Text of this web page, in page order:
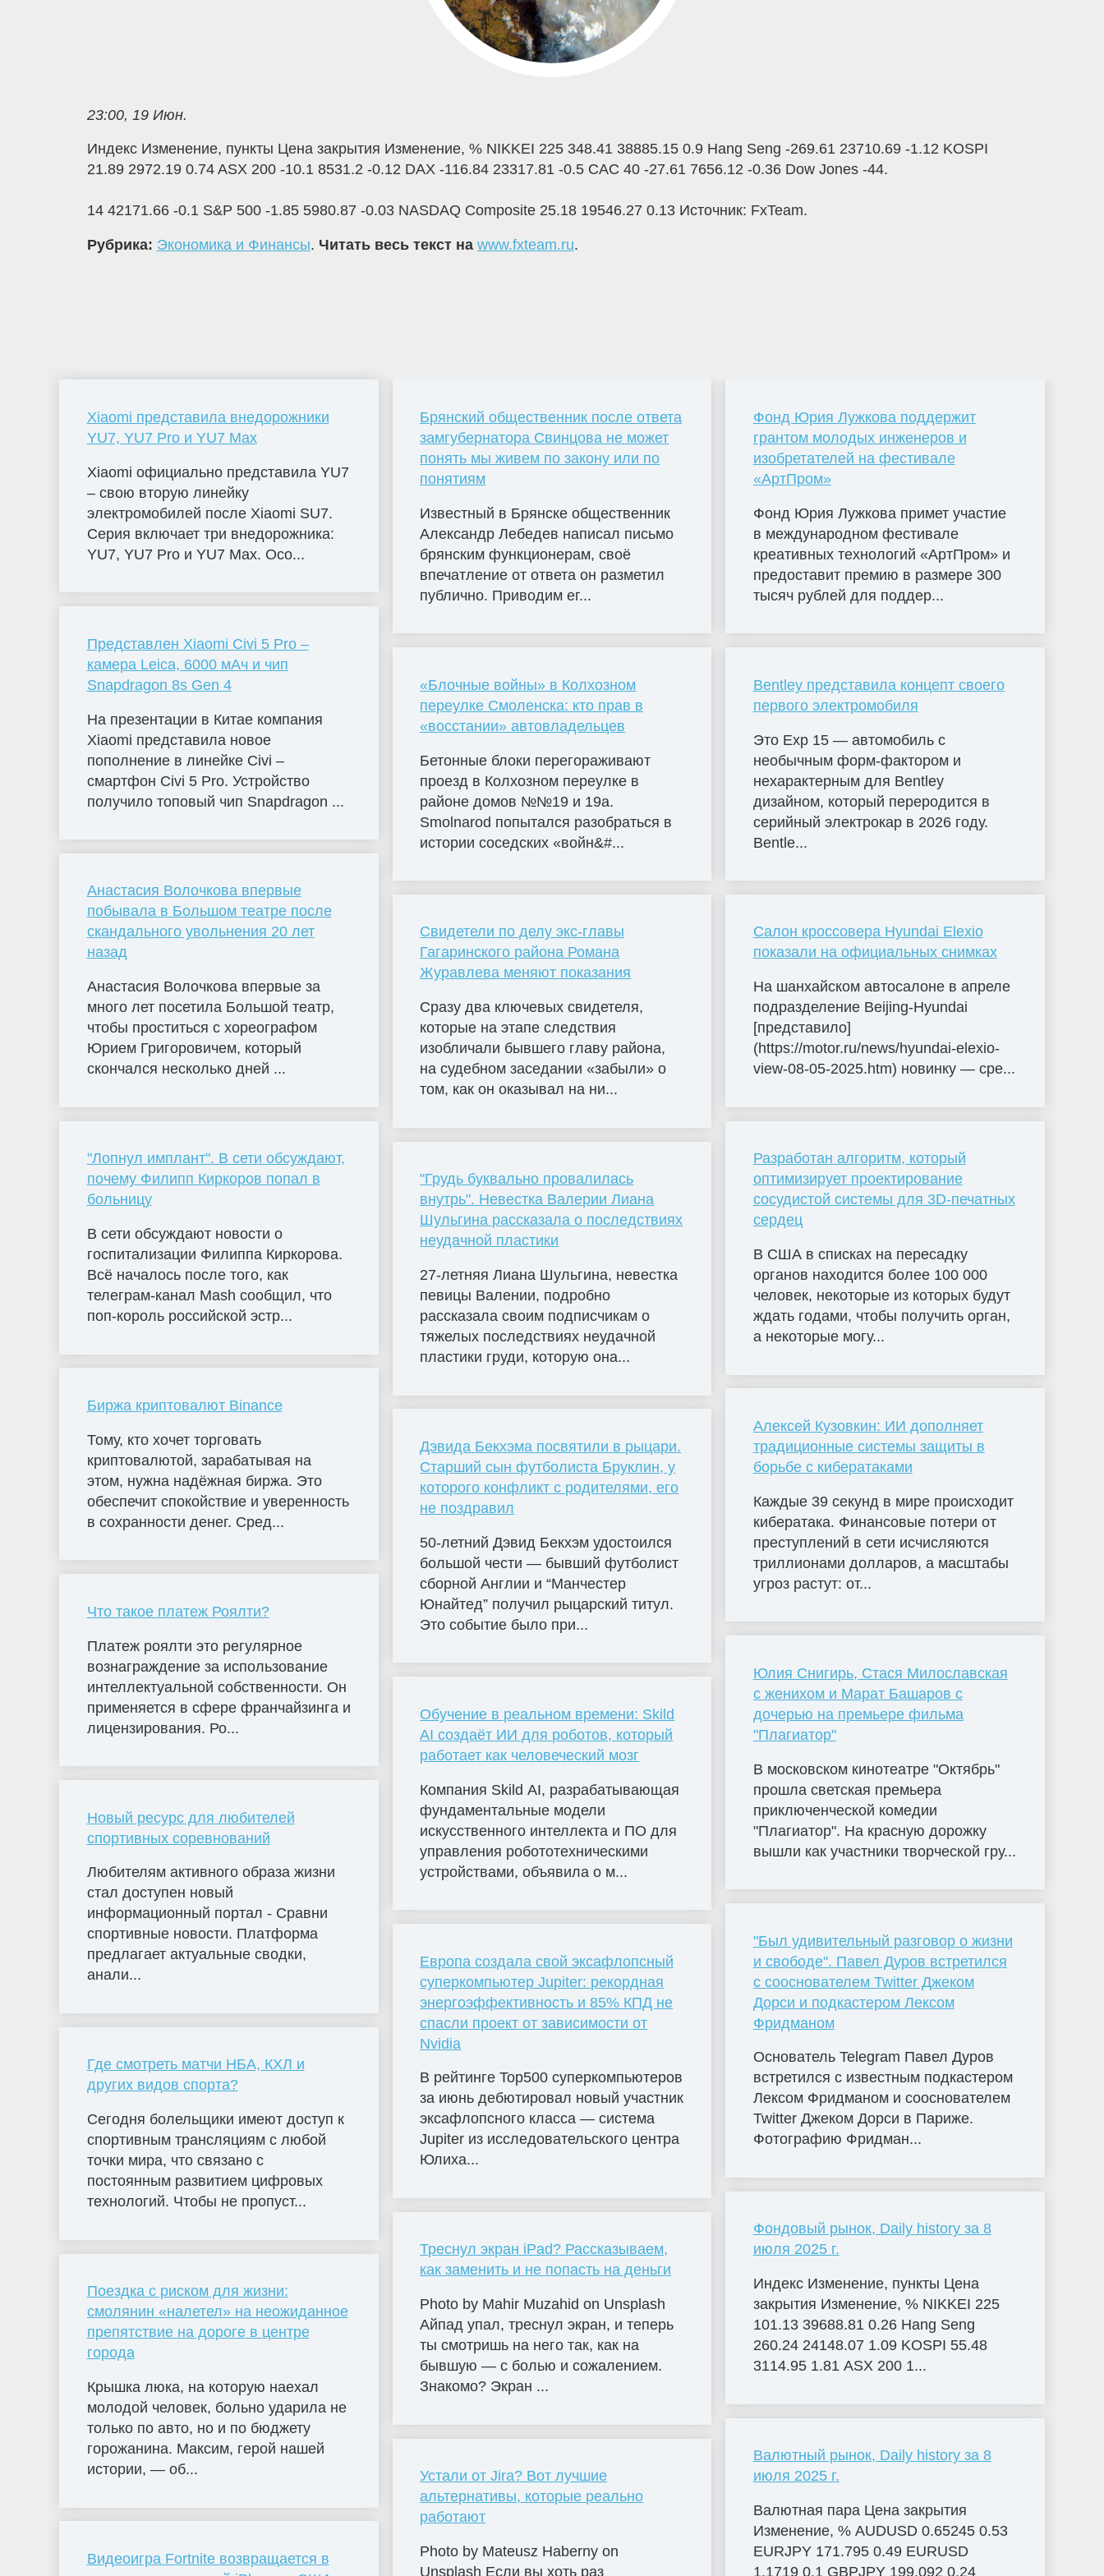
23:00, 19 Июн.
Индекс Изменение, пункты Цена закрытия Изменение, % NIKKEI 225 348.41 38885.15 0.9 Hang Seng -269.61 23710.69 -1.12 KOSPI
21.89 2972.19 0.74 ASX 200 -10.1 8531.2 -0.12 DAX -116.84 23317.81 -0.5 CAC 40 -27.61 7656.12 -0.36 Dow Jones -44.
14 42171.66 -0.1 S&P 500 -1.85 5980.87 -0.03 NASDAQ Composite 25.18 19546.27 0.13 Источник: FxTeam.
Рубрика: Экономика и Финансы. Читать весь текст на www.fxteam.ru.
Xiaomi представила внедорожники
YU7, YU7 Pro и YU7 Max
Xiaomi официально представила YU7
– свою вторую линейку
электромобилей после Xiaomi SU7.
Серия включает три внедорожника:
YU7, YU7 Pro и YU7 Max. Осо...
Представлен Xiaomi Civi 5 Pro –
камера Leica, 6000 мАч и чип
Snapdragon 8s Gen 4
На презентации в Китае компания
Xiaomi представила новое
пополнение в линейке Civi –
смартфон Civi 5 Pro. Устройство
получило топовый чип Snapdragon ...
Анастасия Волочкова впервые
побывала в Большом театре после
скандального увольнения 20 лет
назад
Анастасия Волочкова впервые за
много лет посетила Большой театр,
чтобы проститься с хореографом
Юрием Григоровичем, который
скончался несколько дней ...
"Лопнул имплант". В сети обсуждают,
почему Филипп Киркоров попал в
больницу
В сети обсуждают новости о
госпитализации Филиппа Киркорова.
Всё началось после того, как
телеграм-канал Mash сообщил, что
поп-король российской эстр...
Биржа криптовалют Binance
Тому, кто хочет торговать
криптовалютой, зарабатывая на
этом, нужна надёжная биржа. Это
обеспечит спокойствие и уверенность
в сохранности денег. Сред...
Что такое платеж Роялти?
Платеж роялти это регулярное
вознаграждение за использование
интеллектуальной собственности. Он
применяется в сфере франчайзинга и
лицензирования. Ро...
Новый ресурс для любителей
спортивных соревнований
Любителям активного образа жизни
стал доступен новый
информационный портал - Сравни
спортивные новости. Платформа
предлагает актуальные сводки,
анали...
Где смотреть матчи НБА, КХЛ и
других видов спорта?
Сегодня болельщики имеют доступ к
спортивным трансляциям с любой
точки мира, что связано с
постоянным развитием цифровых
технологий. Чтобы не пропуст...
Поездка с риском для жизни:
смолянин «налетел» на неожиданное
препятствие на дороге в центре
города
Крышка люка, на которую наехал
молодой человек, больно ударила не
только по авто, но и по бюджету
горожанина. Максим, герой нашей
истории, — об...
Видеоигра Fortnite возвращается в
Брянский общественник после ответа
замгубернатора Свинцова не может
понять мы живем по закону или по
понятиям
Известный в Брянске общественник
Александр Лебедев написал письмо
брянским функционерам, своё
впечатление от ответа он разметил
публично. Приводим ег...
«Блочные войны» в Колхозном
переулке Смоленска: кто прав в
«восстании» автовладельцев
Бетонные блоки перегораживают
проезд в Колхозном переулке в
районе домов №№19 и 19а.
Smolnarod попытался разобраться в
истории соседских «войн&#...
Свидетели по делу экс-главы
Гагаринского района Романа
Журавлева меняют показания
Сразу два ключевых свидетеля,
которые на этапе следствия
изобличали бывшего главу района,
на судебном заседании «забыли» о
том, как он оказывал на ни...
"Грудь буквально провалилась
внутрь". Невестка Валерии Лиана
Шульгина рассказала о последствиях
неудачной пластики
27-летняя Лиана Шульгина, невестка
певицы Валении, подробно
рассказала своим подписчикам о
тяжелых последствиях неудачной
пластики груди, которую она...
Дэвида Бекхэма посвятили в рыцари.
Старший сын футболиста Бруклин, у
которого конфликт с родителями, его
не поздравил
50-летний Дэвид Бекхэм удостоился
большой чести — бывший футболист
сборной Англии и “Манчестер
Юнайтед” получил рыцарский титул.
Это событие было при...
Обучение в реальном времени: Skild
AI создаёт ИИ для роботов, который
работает как человеческий мозг
Компания Skild AI, разрабатывающая
фундаментальные модели
искусственного интеллекта и ПО для
управления робототехническими
устройствами, объявила о м...
Европа создала свой эксафлопсный
суперкомпьютер Jupiter: рекордная
энергоэффективность и 85% КПД не
спасли проект от зависимости от
Nvidia
В рейтинге Top500 суперкомпьютеров
за июнь дебютировал новый участник
эксафлопсного класса — система
Jupiter из исследовательского центра
Юлиха...
Треснул экран iPad? Рассказываем,
как заменить и не попасть на деньги
Photo by Mahir Muzahid on Unsplash
Айпад упал, треснул экран, и теперь
ты смотришь на него так, как на
бывшую — с болью и сожалением.
Знакомо? Экран ...
Устали от Jira? Вот лучшие
альтернативы, которые реально
работают
Photo by Mateusz Haberny on
Unsplash Если вы хоть раз
Фонд Юрия Лужкова поддержит
грантом молодых инженеров и
изобретателей на фестивале
«АртПром»
Фонд Юрия Лужкова примет участие
в международном фестивале
креативных технологий «АртПром» и
предоставит премию в размере 300
тысяч рублей для поддер...
Bentley представила концепт своего
первого электромобиля
Это Exp 15 — автомобиль с
необычным форм-фактором и
нехарактерным для Bentley
дизайном, который переродится в
серийный электрокар в 2026 году.
Bentle...
Салон кроссовера Hyundai Elexio
показали на официальных снимках
На шанхайском автосалоне в апреле
подразделение Beijing-Hyundai
[представило]
(https://motor.ru/news/hyundai-elexio-
view-08-05-2025.htm) новинку — сре...
Разработан алгоритм, который
оптимизирует проектирование
сосудистой системы для 3D-печатных
сердец
В США в списках на пересадку
органов находится более 100 000
человек, некоторые из которых будут
ждать годами, чтобы получить орган,
а некоторые могу...
Алексей Кузовкин: ИИ дополняет
традиционные системы защиты в
борьбе с кибератаками
Каждые 39 секунд в мире происходит
кибератака. Финансовые потери от
преступлений в сети исчисляются
триллионами долларов, а масштабы
угроз растут: от...
Юлия Снигирь, Стася Милославская
с женихом и Марат Башаров с
дочерью на премьере фильма
"Плагиатор"
В московском кинотеатре "Октябрь"
прошла светская премьера
приключенческой комедии
"Плагиатор". На красную дорожку
вышли как участники творческой гру...
"Был удивительный разговор о жизни
и свободе". Павел Дуров встретился
с сооснователем Twitter Джеком
Дорси и подкастером Лексом
Фридманом
Основатель Telegram Павел Дуров
встретился с известным подкастером
Лексом Фридманом и сооснователем
Twitter Джеком Дорси в Париже.
Фотографию Фридман...
Фондовый рынок, Daily history за 8
июля 2025 г.
Индекс Изменение, пункты Цена
закрытия Изменение, % NIKKEI 225
101.13 39688.81 0.26 Hang Seng
260.24 24148.07 1.09 KOSPI 55.48
3114.95 1.81 ASX 200 1...
Валютный рынок, Daily history за 8
июля 2025 г.
Валютная пара Цена закрытия
Изменение, % AUDUSD 0.65245 0.53
EURJPY 171.795 0.49 EURUSD
1.1719 0.1 GBPJPY 199.092 0.24